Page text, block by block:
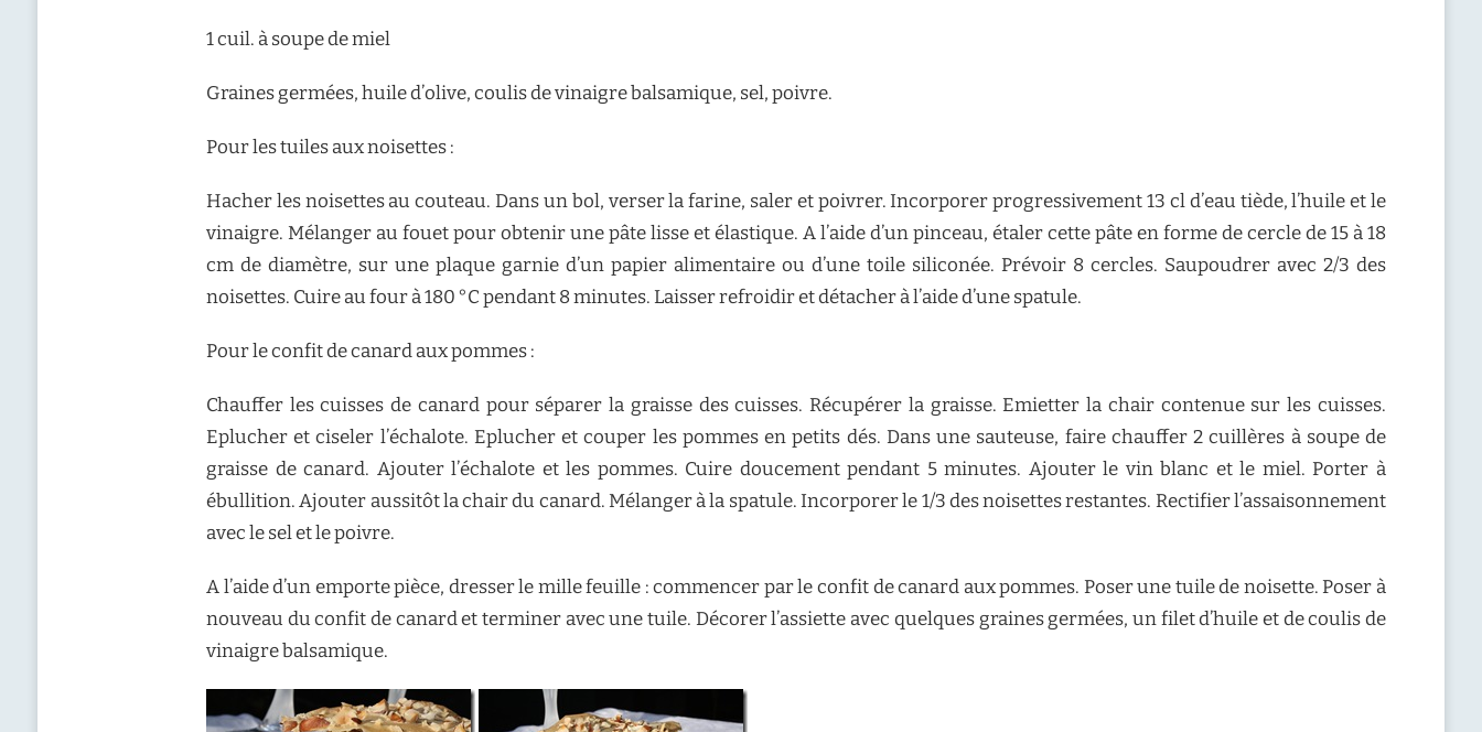
1 cuil. à soupe de miel
Graines germées, huile d’olive, coulis de vinaigre balsamique, sel, poivre.
Pour les tuiles aux noisettes :
Hacher les noisettes au couteau. Dans un bol, verser la farine, saler et poivrer. Incorporer progressivement 13 cl d’eau tiède, l’huile et le
vinaigre. Mélanger au fouet pour obtenir une pâte lisse et élastique. A l’aide d’un pinceau, étaler cette pâte en forme de cercle de 15 à 18
cm de diamètre, sur une plaque garnie d’un papier alimentaire ou d’une toile siliconée. Prévoir 8 cercles. Saupoudrer avec 2/3 des
noisettes. Cuire au four à 180 °C pendant 8 minutes. Laisser refroidir et détacher à l’aide d’une spatule.
Pour le confit de canard aux pommes :
Chauffer les cuisses de canard pour séparer la graisse des cuisses. Récupérer la graisse. Emietter la chair contenue sur les cuisses.
Eplucher et ciseler l’échalote. Eplucher et couper les pommes en petits dés. Dans une sauteuse, faire chauffer 2 cuillères à soupe de
graisse de canard. Ajouter l’échalote et les pommes. Cuire doucement pendant 5 minutes. Ajouter le vin blanc et le miel. Porter à
ébullition. Ajouter aussitôt la chair du canard. Mélanger à la spatule. Incorporer le 1/3 des noisettes restantes. Rectifier l’assaisonnement
avec le sel et le poivre.
A l’aide d’un emporte pièce, dresser le mille feuille : commencer par le confit de canard aux pommes. Poser une tuile de noisette. Poser à
nouveau du confit de canard et terminer avec une tuile. Décorer l’assiette avec quelques graines germées, un filet d’huile et de coulis de
vinaigre balsamique.